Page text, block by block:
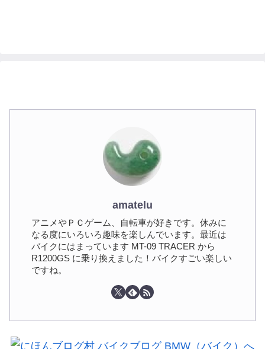
amatelu
アニメやＰＣゲーム、自転車が好きです。休みに
なる度にいろいろ趣味を楽しんでいます。最近は
バイクにはまっています MT-09 TRACER から
R1200GS に乗り換えました！バイクすごい楽しい
ですね。